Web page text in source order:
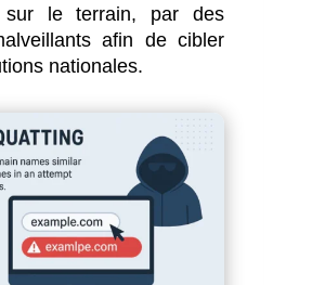
sur le terrain, par des
afin de cibler
nationales.